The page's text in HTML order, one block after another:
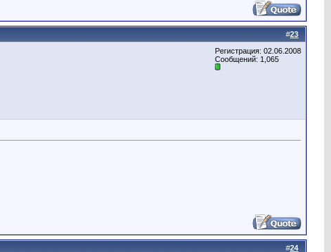
#23
Регистрация: 02.06.2008
Сообщений: 1,065
#24